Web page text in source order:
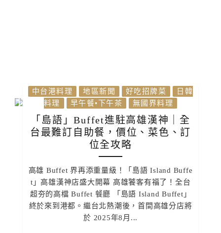
中台港料理 地區新聞 好吃招牌菜
日韓
料理
早午餐•下午茶 無國界料理
「島語」Buffet進駐高雄漢神｜全
台最難訂自助餐，價位、菜色、訂
位全攻略
高雄 Buffet 界再添重量級！「島語 Island Buffe
t」高雄漢神店盛大開幕 高雄饕客有福了！全台
超夯的高檔 Buffet 餐廳 「島語 Island Buffet」
終於來到港都。繼台北熱潮後，首間高雄分店將
於 2025年8月...